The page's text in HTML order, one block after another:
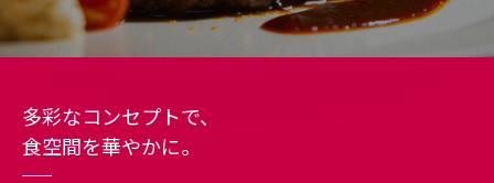
CONTACT
多彩なコンセプトで、
食空間を華やかに。